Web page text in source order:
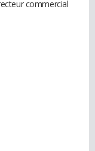
commercial